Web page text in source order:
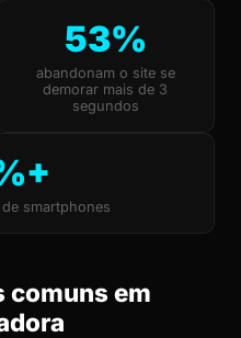
53%
abandonam o site se
demorar mais de 3
segundos
smartphones
comuns em